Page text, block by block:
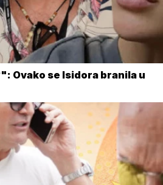
Ovako se Isidora branila u